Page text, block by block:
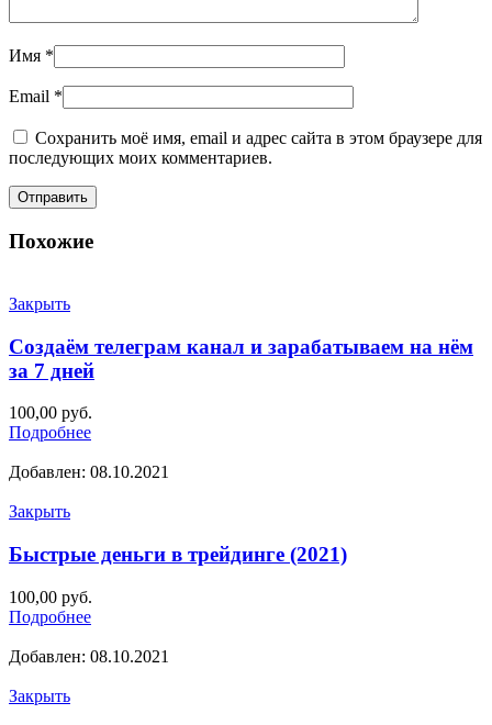
Имя *
Email *
Сохранить моё имя, email и адрес сайта в этом браузере для
последующих моих комментариев.
Похожие
Закрыть
Создаём телеграм канал и зарабатываем на нём
за 7 дней
100,00 руб.
Подробнее
Добавлен: 08.10.2021
Закрыть
Быстрые деньги в трейдинге (2021)
100,00 руб.
Подробнее
Добавлен: 08.10.2021
Закрыть